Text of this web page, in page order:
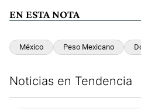
EN ESTA NOTA
México Peso Mexicano
Noticias en Tendencia